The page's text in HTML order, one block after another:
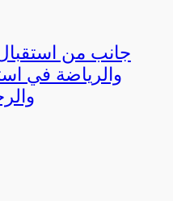
جانب من
والرياضة في